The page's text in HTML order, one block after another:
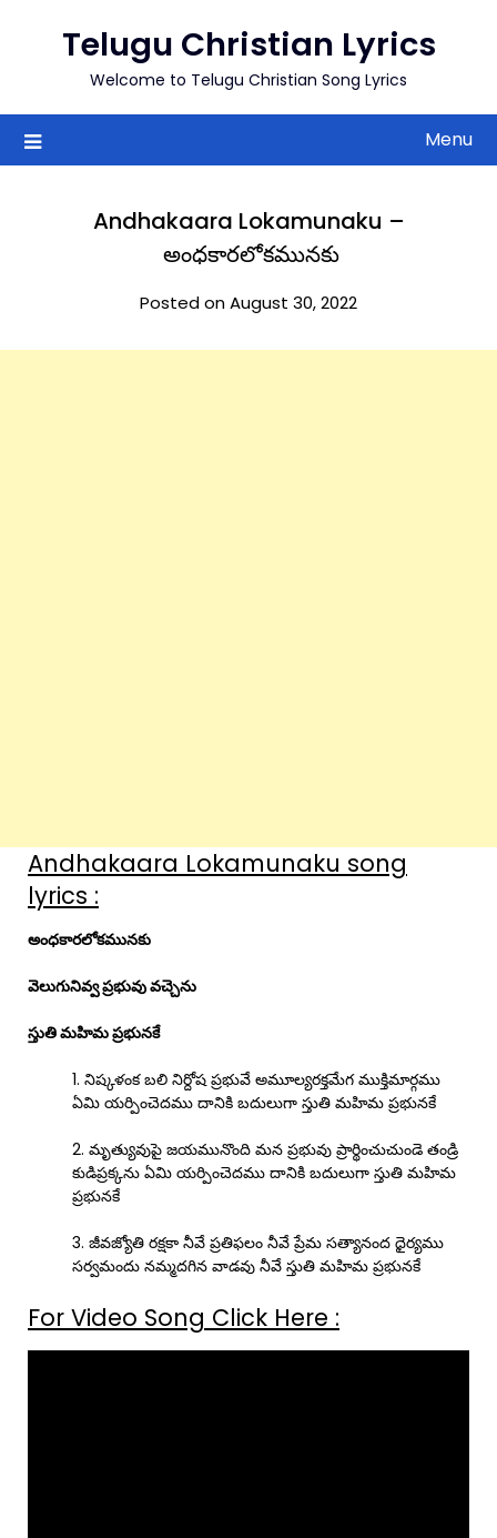
Telugu Christian Lyrics
Welcome to Telugu Christian Song Lyrics
Menu
Andhakaara Lokamunaku –
అంధకారలోకమునకు
Posted on August 30, 2022
Andhakaara Lokamunaku song
lyrics :
అంధకారలోకమునకు
వెలుగునివ్వ ప్రభువు వచ్చెను
స్తుతి మహిమ ప్రభునకే
1. నిష్కళంక బలి నిర్దోష ప్రభువే అమూల్యరక్తమేగ ముక్తిమార్గము
ఏమి యర్పించెదము దానికి బదులుగా స్తుతి మహిమ ప్రభునకే
2. మృత్యువుపై జయమునొంది మన ప్రభువు ప్రార్థించుచుండె తండ్రి
కుడిప్రక్కను ఏమి యర్పించెదము దానికి బదులుగా స్తుతి మహిమ
ప్రభునకే
3. జీవజ్యోతి రక్షకా నీవే ప్రతిఫలం నీవే ప్రేమ సత్యానంద ధైర్యము
సర్వమందు నమ్మదగిన వాడవు నీవే స్తుతి మహిమ ప్రభునకే
For Video Song Click Here :